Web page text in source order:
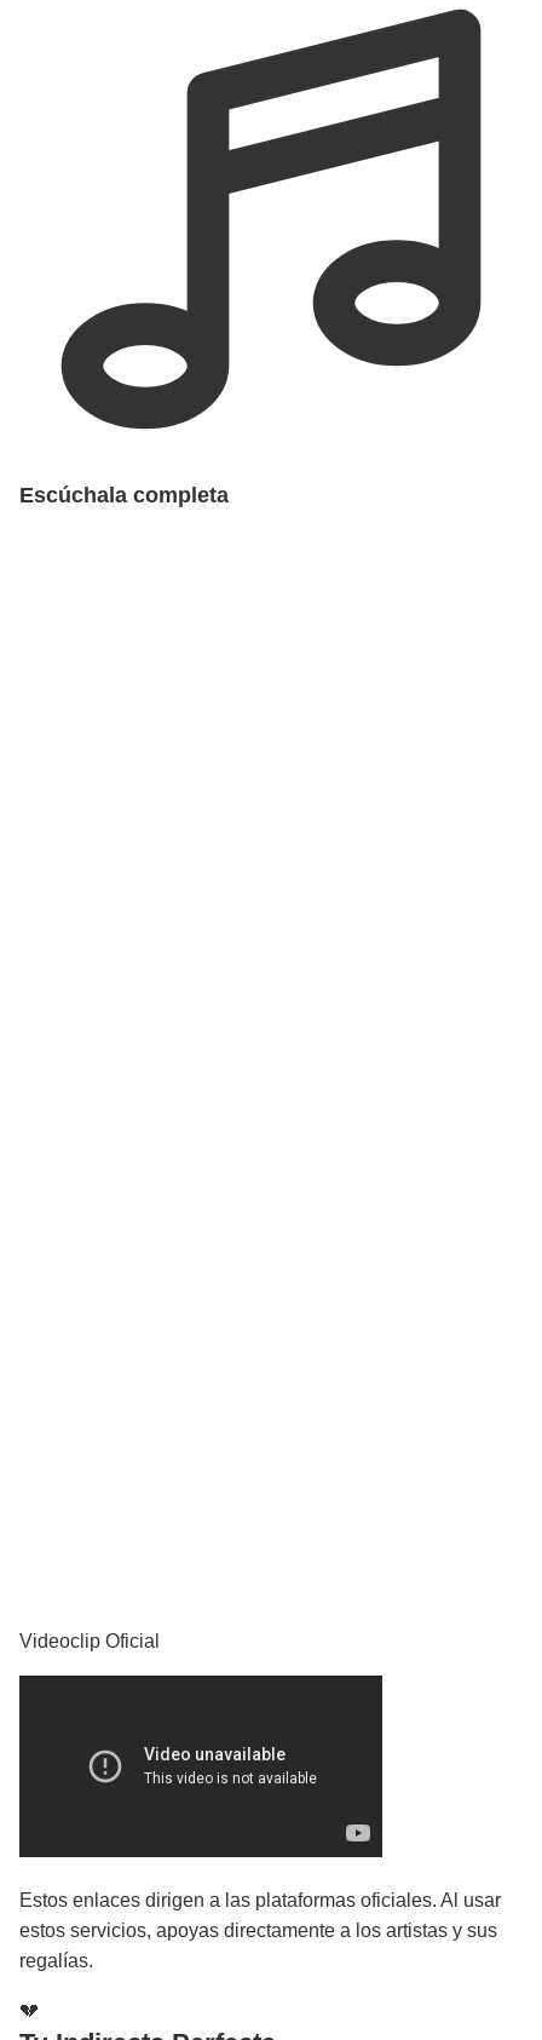
Escúchala completa
Videoclip Oficial
Estos enlaces dirigen a las plataformas oficiales. Al usar
estos servicios, apoyas directamente a los artistas y sus
regalías.
💔